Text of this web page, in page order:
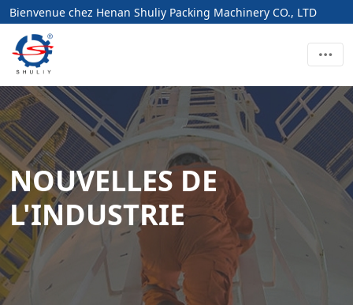
Bienvenue chez Henan Shuliy Packing Machinery CO., LTD
NOUVELLES DE
L'INDUSTRIE